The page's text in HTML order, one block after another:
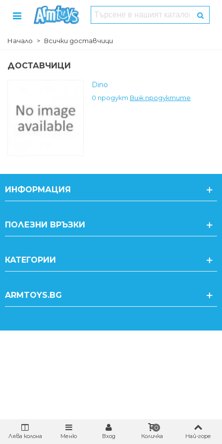
Начало > Всички доставчици
ДОСТАВЧИЦИ
Dino
0 продукт Виж продуктите
ИНФОРМАЦИЯ
ПОЛЕЗНИ ВРЪЗКИ
КАТЕГОРИИ
ARMTOYS.BG
Лява колона Меню Вход Количка
0
Най-горе